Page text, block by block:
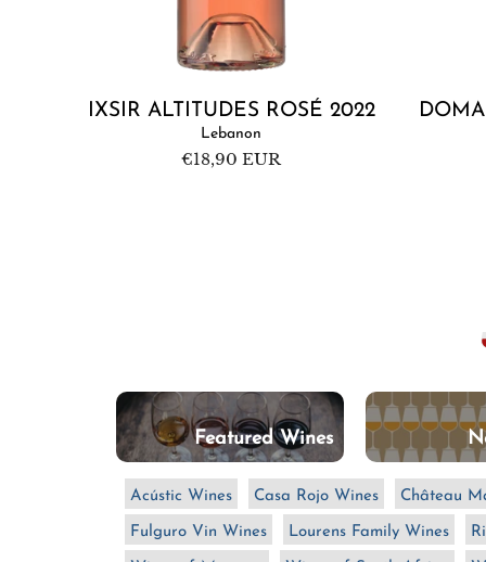
IXSIR ALTITUDES ROSÉ 2022
Lebanon
Regular
price
€18,90 EUR
Featured Wines
Acústic Wines Casa Rojo Wines Château
Fulguro Vin Wines Lourens Family Wines